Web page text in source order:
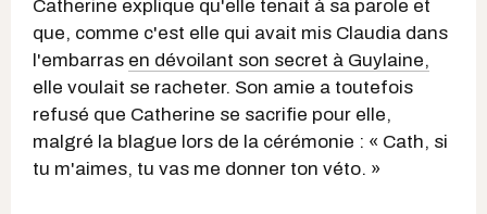
Catherine explique qu'elle tenait à sa parole et
que, comme c'est elle qui avait mis Claudia dans
l'embarras en dévoilant son secret à Guylaine,
elle voulait se racheter. Son amie a toutefois
refusé que Catherine se sacrifie pour elle,
malgré la blague lors de la cérémonie : « Cath, si
tu m'aimes, tu vas me donner ton véto. »